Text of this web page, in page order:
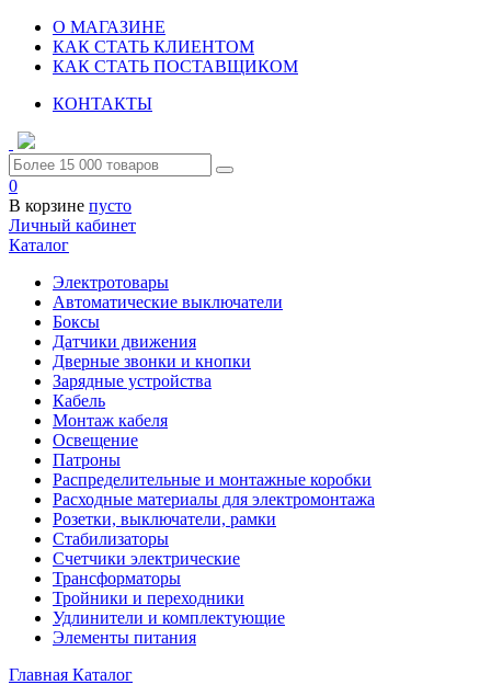
О МАГАЗИНЕ
КАК СТАТЬ КЛИЕНТОМ
КАК СТАТЬ ПОСТАВЩИКОМ
КОНТАКТЫ
0
В корзине пусто
Личный кабинет
Каталог
Электротовары
Автоматические выключатели
Боксы
Датчики движения
Дверные звонки и кнопки
Зарядные устройства
Кабель
Монтаж кабеля
Освещение
Патроны
Распределительные и монтажные коробки
Расходные материалы для электромонтажа
Розетки, выключатели, рамки
Стабилизаторы
Счетчики электрические
Трансформаторы
Тройники и переходники
Удлинители и комплектующие
Элементы питания
Главная Каталог